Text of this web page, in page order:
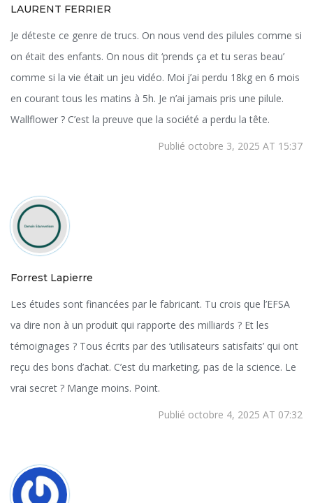
LAURENT FERRIER
Je déteste ce genre de trucs. On nous vend des pilules comme si
on était des enfants. On nous dit ‘prends ça et tu seras beau’
comme si la vie était un jeu vidéo. Moi j’ai perdu 18kg en 6 mois
en courant tous les matins à 5h. Je n’ai jamais pris une pilule.
Wallflower ? C’est la preuve que la société a perdu la tête.
Publié octobre 3, 2025 AT 15:37
Forrest Lapierre
Les études sont financées par le fabricant. Tu crois que l’EFSA
va dire non à un produit qui rapporte des milliards ? Et les
témoignages ? Tous écrits par des ‘utilisateurs satisfaits’ qui ont
reçu des bons d’achat. C’est du marketing, pas de la science. Le
vrai secret ? Mange moins. Point.
Publié octobre 4, 2025 AT 07:32